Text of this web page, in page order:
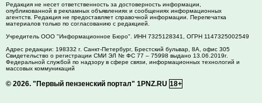
Редакция не несет ответственность за достоверность информации,
опубликованной в рекламных объявлениях и сообщениях информационных
агентств. Редакция не предоставляет справочной информации. Перепечатка
материалов только по согласованию с редакцией.
Учредитель ООО "Информационное Бюро". ИНН 7325128341, ОГРН 1147325002549
Адрес редакции: 198332 г. Санкт-Петербург, Брестский бульвар, 8А, офис 305
Свидетельство о регистрации СМИ ЭЛ № ФС 77 – 75998 выдано 13.06.2019г.
Федеральной службой по надзору в сфере связи, информационных технологий и
массовых коммуникаций
© 2026. "Первый пензенский портал" 1PNZ.RU 18+